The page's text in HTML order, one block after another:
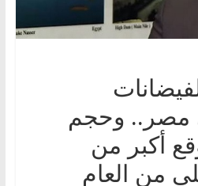
مصر.. وحجم
أكبر من
من العام